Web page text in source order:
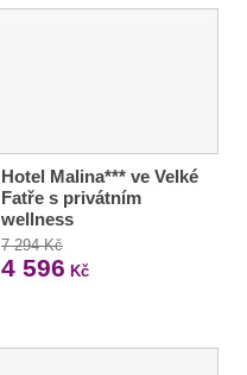
Hotel Malina*** ve Velké
Fatře s privátním
wellness
7 294 Kč
4 596 Kč